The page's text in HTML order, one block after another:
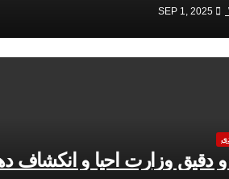
و دقیق وزارت احیا و انکشاف